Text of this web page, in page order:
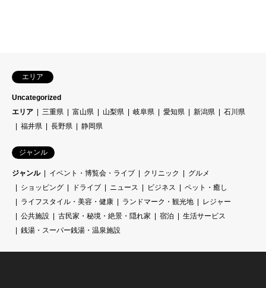
エリア
Uncategorized
エリア
三重県 富山県 山梨県 岐阜県 愛知県 新潟県
石川県
福井県
長野県 静岡県
ジャンル
ジャンル イベント・博覧会・ライブ クリニック
グルメ
ショッピング
ドライブ ニュース ビジネス
ペット・癒し
ライフスタイル・美容・健康
ランドマーク・観光地
レジャー
公共施設
古民家・秘境・絶景・隠れ家 宿泊
生活サービス
銭湯・スーパー銭湯・温泉施設